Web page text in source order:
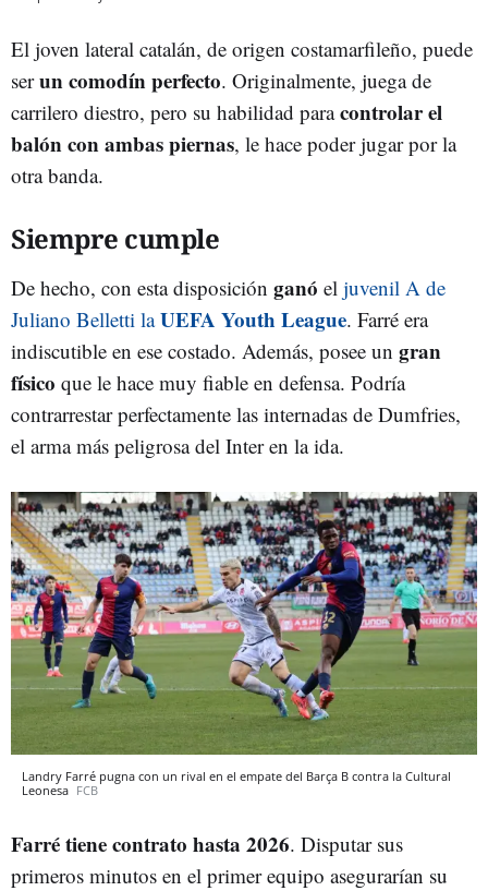
El joven lateral catalán, de origen costamarfileño, puede
serun comodín perfecto. Originalmente, juega de
carrilero diestro, pero su habilidad paracontrolar el
balón con ambas piernas, le hace poder jugar por la
otra banda.
Siempre cumple
De hecho, con esta disposición ganó el juvenil A de
Juliano Belletti laUEFA Youth League. Farré era
indiscutible en ese costado. Además, posee un gran
físico que le hace muy fiable en defensa. Podría
contrarrestar perfectamente las internadas de Dumfries,
el arma más peligrosa del Inter en la ida.
Landry Farré pugna con un rival en el empate del Barça B contra la Cultural
Leonesa FCB
Farré tiene contrato hasta 2026. Disputar sus
primeros minutos en el primer equipo asegurarían su